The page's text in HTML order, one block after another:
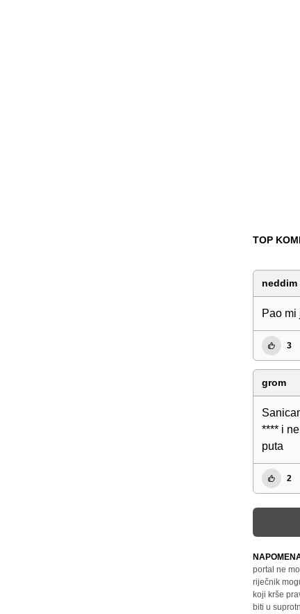
TOP
neddim
Pao
3
grom
**** i
puta
2
portal ne
riječnik
koji krše
biti u